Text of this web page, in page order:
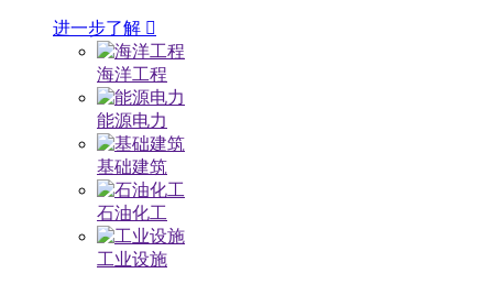
进一步了解 
海洋工程
能源电力
基础建筑
石油化工
工业设施